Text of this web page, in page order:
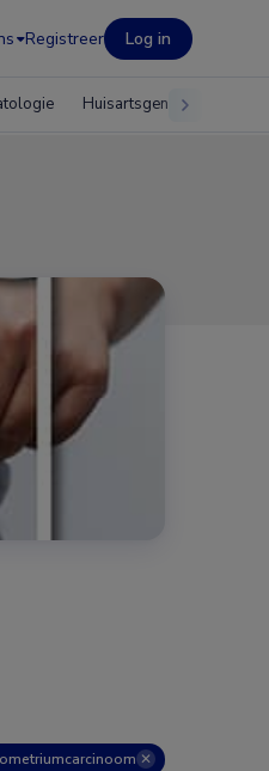
Registreer Log in
Huisartsgeneeskunde
✕